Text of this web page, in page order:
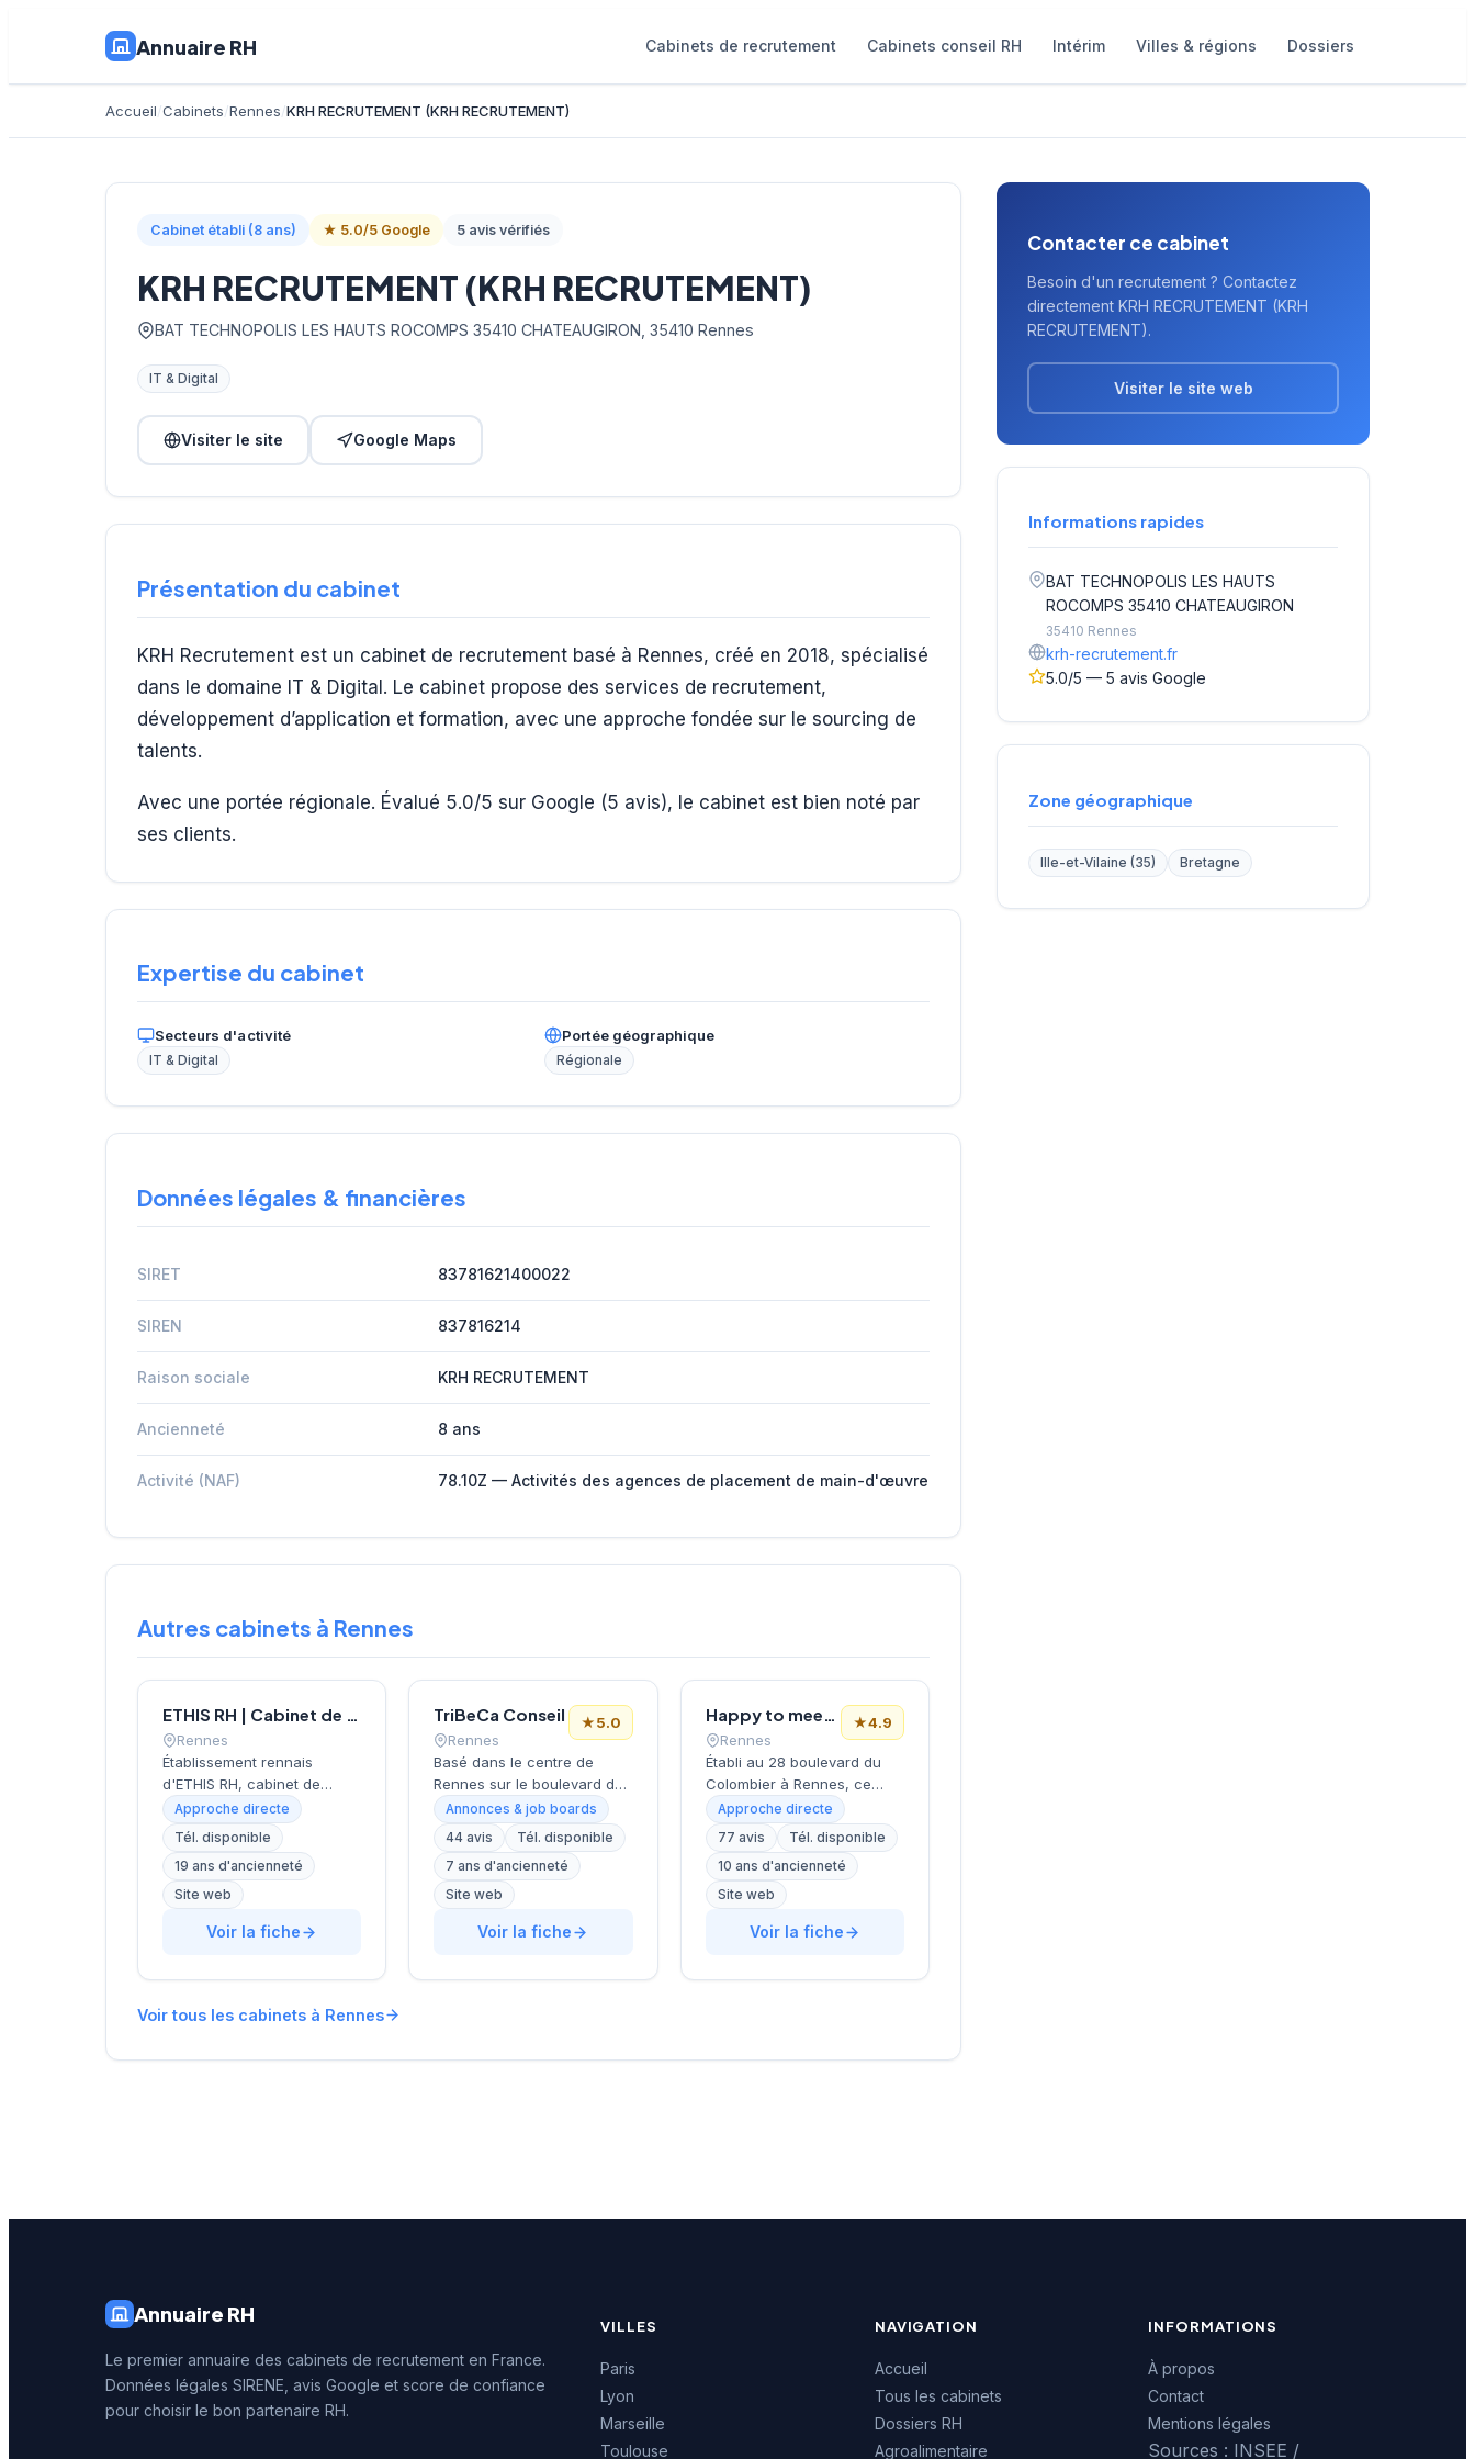
Annuaire RH Cabinets de recrutement Cabinets conseil RH Intérim Villes & régions Dossiers
Accueil Cabinets Rennes KRH RECRUTEMENT (KRH RECRUTEMENT)
Cabinet établi (8 ans) ★ 5.0/5 Google 5 avis vérifiés
KRH RECRUTEMENT (KRH RECRUTEMENT)
BAT TECHNOPOLIS LES HAUTS ROCOMPS 35410 CHATEAUGIRON, 35410 Rennes
IT & Digital
Visiter le site Google Maps
Présentation du cabinet
KRH Recrutement est un cabinet de recrutement basé à Rennes, créé en 2018, spécialisé
dans le domaine IT & Digital. Le cabinet propose des services de recrutement,
développement d’application et formation, avec une approche fondée sur le sourcing de
talents.
Avec une portée régionale. Évalué 5.0/5 sur Google (5 avis), le cabinet est bien noté par
ses clients.
Expertise du cabinet
Secteurs d'activité
IT & Digital
Portée géographique
Régionale
Données légales & financières
SIRET 83781621400022
SIREN 837816214
Raison sociale KRH RECRUTEMENT
Ancienneté 8 ans
Activité (NAF) 78.10Z — Activités des agences de placement de main-d'œuvre
Autres cabinets à Rennes
ETHIS RH | Cabinet de recrutement Rennes
Rennes
Établissement rennais
d'ETHIS RH, cabinet de
recrutement fondé en 2007
et spécialisé dans le conseil
en ressources humaines.
Depuis ses bureaux rue
Docteur Regnault, au cœur
accompagne les entreprises
recherches de talents à
travers une approche
personnalisée. L'agence de
Approche directe
Tél. disponible
19 ans d'ancienneté
Site web
Voir la fiche
TriBeCa Conseil
Rennes
★5.0
Basé dans le centre de
Rennes sur le boulevard du
Colombier, ce cabinet de
recrutement développe ses
activités de conseil en
ressources humaines sous
la direction de Cheritel. La
excellente réputation auprès
témoignent ses 44 avis
Annonces & job boards
44 avis
Tél. disponible
7 ans d'ancienneté
Site web
Voir la fiche
Happy to meet you
Rennes
★4.9
Établi au 28 boulevard du
Colombier à Rennes, ce
cabinet de recrutement
développe ses activités de
conseil en ressources
humaines dans la métropole
bretonne. Dirigée par
accompagne les entreprises
leurs recherches de talents
prestations de conseil RH.
Approche directe
77 avis
Tél. disponible
10 ans d'ancienneté
Site web
Voir la fiche
Voir tous les cabinets à Rennes
Contacter ce cabinet
Besoin d'un recrutement ? Contactez
directement KRH RECRUTEMENT (KRH
RECRUTEMENT).
Visiter le site web
Informations rapides
BAT TECHNOPOLIS LES HAUTS
ROCOMPS 35410 CHATEAUGIRON
35410 Rennes
krh-recrutement.fr
5.0/5 — 5 avis Google
Zone géographique
Ille-et-Vilaine (35) Bretagne
Annuaire RH
Le premier annuaire des cabinets de recrutement en France.
Données légales SIRENE, avis Google et score de confiance
pour choisir le bon partenaire RH.
VILLES
Paris
Lyon
Marseille
Toulouse
NAVIGATION
Accueil
Tous les cabinets
Dossiers RH
Agroalimentaire
INFORMATIONS
À propos
Contact
Mentions légales
Sources : INSEE /